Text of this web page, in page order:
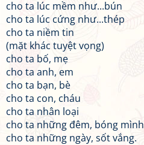
cho ta lúc mềm như...bún
cho ta lúc cứng như...thép
cho ta niềm tin
(mặt khác tuyệt vọng)
cho ta bố, mẹ
cho ta anh, em
cho ta bạn, bè
cho ta con, cháu
cho ta nhân loại
cho ta những đêm, bóng mình
cho ta những ngày, sốt vắng.